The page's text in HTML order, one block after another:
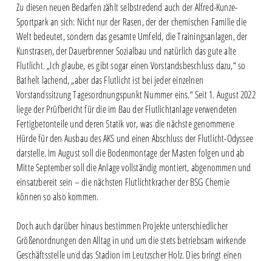
Zu diesen neuen Bedarfen zählt selbstredend auch der Alfred-Kunze-
Sportpark an sich: Nicht nur der Rasen, der der chemischen Familie die
Welt bedeutet, sondern das gesamte Umfeld, die Trainingsanlagen, der
Kunstrasen, der Dauerbrenner Sozialbau und natürlich das gute alte
Flutlicht. „Ich glaube, es gibt sogar einen Vorstandsbeschluss dazu,“ so
Bathelt lachend, „aber das Flutlicht ist bei jeder einzelnen
Vorstandssitzung Tagesordnungspunkt Nummer eins.“ Seit 1. August 2022
liege der Prüfbericht für die im Bau der Flutlichtanlage verwendeten
Fertigbetonteile und deren Statik vor, was die nächste genommene
Hürde für den Ausbau des AKS und einen Abschluss der Flutlicht-Odyssee
darstelle. Im August soll die Bodenmontage der Masten folgen und ab
Mitte September soll die Anlage vollständig montiert, abgenommen und
einsatzbereit sein – die nächsten Flutlichtkracher der BSG Chemie
können so also kommen.
Doch auch darüber hinaus bestimmen Projekte unterschiedlicher
Größenordnungen den Alltag in und um die stets betriebsam wirkende
Geschäftsstelle und das Stadion im Leutzscher Holz. Dies bringt einen